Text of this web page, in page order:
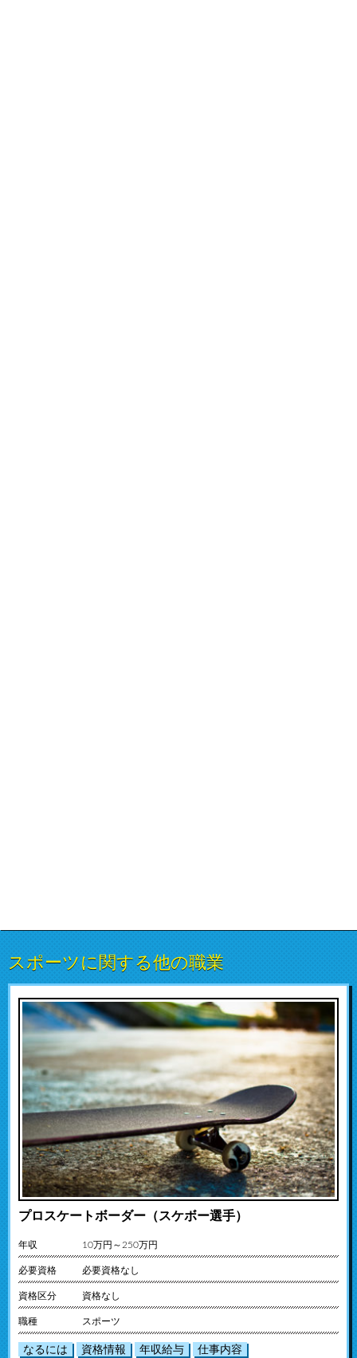
スポーツに関する他の職業
プロスケートボーダー（スケボー選手）
年収 10万円～250万円
必要資格 必要資格なし
資格区分 資格なし
職種 スポーツ
なるには 資格情報 年収給与 仕事内容